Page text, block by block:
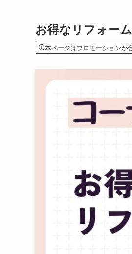
お得なリフォー
本ページはプロモーションが